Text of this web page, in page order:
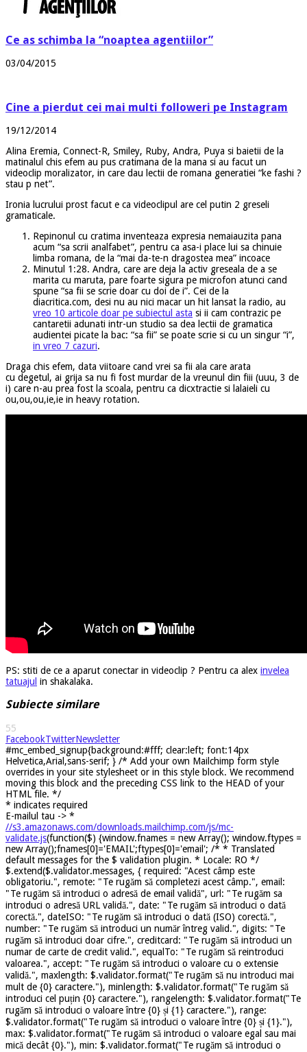
Ce as schimba la “noaptea agentiilor”
03/04/2015
Cine a pierdut cei mai multi followeri pe Instagram
19/12/2014
Alina Eremia, Connect-R, Smiley, Ruby, Andra, Puya si baietii de la
matinalul chis efem au pus cratimana de la mana si au facut un
videoclip moralizator, in care dau lectii de romana generatiei “ke fashi ?
stau p net”.
Ironia lucrului prost facut e ca videoclipul are cel putin 2 greseli
gramaticale.
Repinonul cu cratima inventeaza expresia nemaiauzita pana
acum “sa scrii analfabet”, pentru ca asa-i place lui sa chinuie
limba romana, de la “mai da-te-n dragostea mea” incoace
Minutul 1:28. Andra, care are deja la activ greseala de a se
marita cu maruta, pare foarte sigura pe microfon atunci cand
spune “sa fii se scrie doar cu doi de i”. Cei de la
diacritica.com, desi nu au nici macar un hit lansat la radio, au
vreo 10 articole doar pe subiectul asta si ii cam contrazic pe
cantaretii adunati intr-un studio sa dea lectii de gramatica
audientei picate la bac: “sa fii” se poate scrie si cu un singur “i”,
in vreo 7 cazuri.
Draga chis efem, data viitoare cand vrei sa fii ala care arata
cu degetul, ai grija sa nu fi fost murdar de la vreunul din fiii (uuu, 3 de
i) care n-au prea fost la scoala, pentru ca dicxtractie si lalaieli cu
ou,ou,ou,ie,ie in heavy rotation.
PS: stiti de ce a aparut conectar in videoclip ? Pentru ca alex invelea
tatuajul in shakalaka.
Subiecte similare
55
FacebookTwitterNewsletter
#mc_embed_signup{background:#fff; clear:left; font:14px
Helvetica,Arial,sans-serif; } /* Add your own Mailchimp form style
overrides in your site stylesheet or in this style block. We recommend
moving this block and the preceding CSS link to the HEAD of your
HTML file. */
* indicates required
E-mailul tau -> *
//s3.amazonaws.com/downloads.mailchimp.com/js/mc-
validate.js(function($) {window.fnames = new Array(); window.ftypes =
new Array();fnames[0]='EMAIL';ftypes[0]='email'; /* * Translated
default messages for the $ validation plugin. * Locale: RO */
$.extend($.validator.messages, { required: "Acest câmp este
obligatoriu.", remote: "Te rugăm să completezi acest câmp.", email:
"Te rugăm să introduci o adresă de email validă", url: "Te rugăm sa
introduci o adresă URL validă.", date: "Te rugăm să introduci o dată
corectă.", dateISO: "Te rugăm să introduci o dată (ISO) corectă.",
number: "Te rugăm să introduci un număr întreg valid.", digits: "Te
rugăm să introduci doar cifre.", creditcard: "Te rugăm să introduci un
numar de carte de credit valid.", equalTo: "Te rugăm să reintroduci
valoarea.", accept: "Te rugăm să introduci o valoare cu o extensie
validă.", maxlength: $.validator.format("Te rugăm să nu introduci mai
mult de {0} caractere."), minlength: $.validator.format("Te rugăm să
introduci cel puțin {0} caractere."), rangelength: $.validator.format("Te
rugăm să introduci o valoare între {0} și {1} caractere."), range:
$.validator.format("Te rugăm să introduci o valoare între {0} și {1}."),
max: $.validator.format("Te rugăm să introduci o valoare egal sau mai
mică decât {0}."), min: $.validator.format("Te rugăm să introduci o